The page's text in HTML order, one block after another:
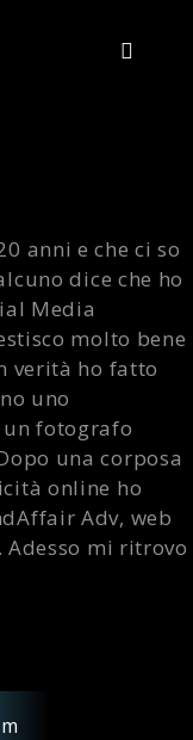
anni e che ci so
dice che ho
Media
molto bene
verità ho fatto
uno
fotografo
una corposa
online ho
Adv, web
mi ritrovo